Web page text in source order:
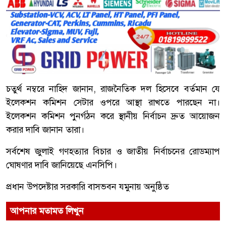
চতুর্থ নম্বরে নাহিদ জানান, রাজনৈতিক দল হিসেবে বর্তমান যে
ইলেকশন কমিশন সেটার ওপরে আস্থা রাখতে পারছেন না।
ইলেকশন কমিশন পুনর্গঠন করে স্থানীয় নির্বাচন দ্রুত আয়োজন
করার দাবি জানান তারা।
সর্বশেষ জুলাই গণহত্যার বিচার ও জাতীয় নির্বাচনের রোডম্যাপ
ঘোষণার দাবি জানিয়েছে এনসিপি।
প্রধান উপদেষ্টার সরকারি বাসভবন যমুনায় অনুষ্ঠিত
আপনার মতামত লিখুন